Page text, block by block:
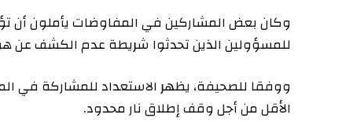
وكان بعض المشاركين في المفاوضات يأملون أن
للمسؤولين الذين تحدثوا شريطة عدم الكشف عن
ووفقا للصحيفة، يظهر الاستعداد للمشاركة في
الأقل من أجل وقف إطلاق نار محدود.